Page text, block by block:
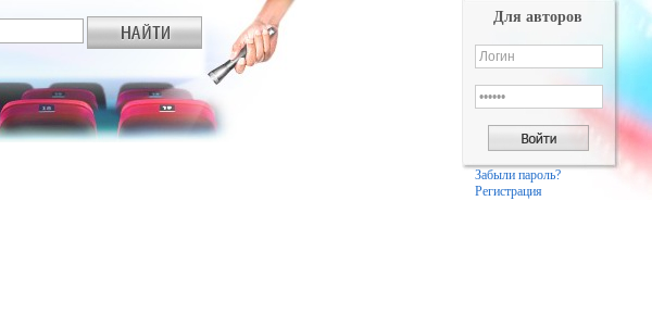
Для авторов
Забыли пароль?
Регистрация